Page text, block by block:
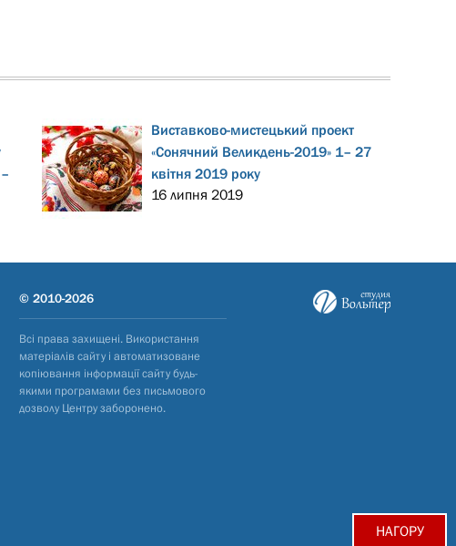
Виставково-мистецький проект
«Сонячний Великдень-2019» 1– 27
квітня 2019 року
16 липня 2019
© 2010-2026
Всі права захищені. Використання
матеріалів сайту і автоматизоване
копіювання інформації сайту будь-
якими програмами без письмового
дозволу Центру заборонено.
НАГОРУ